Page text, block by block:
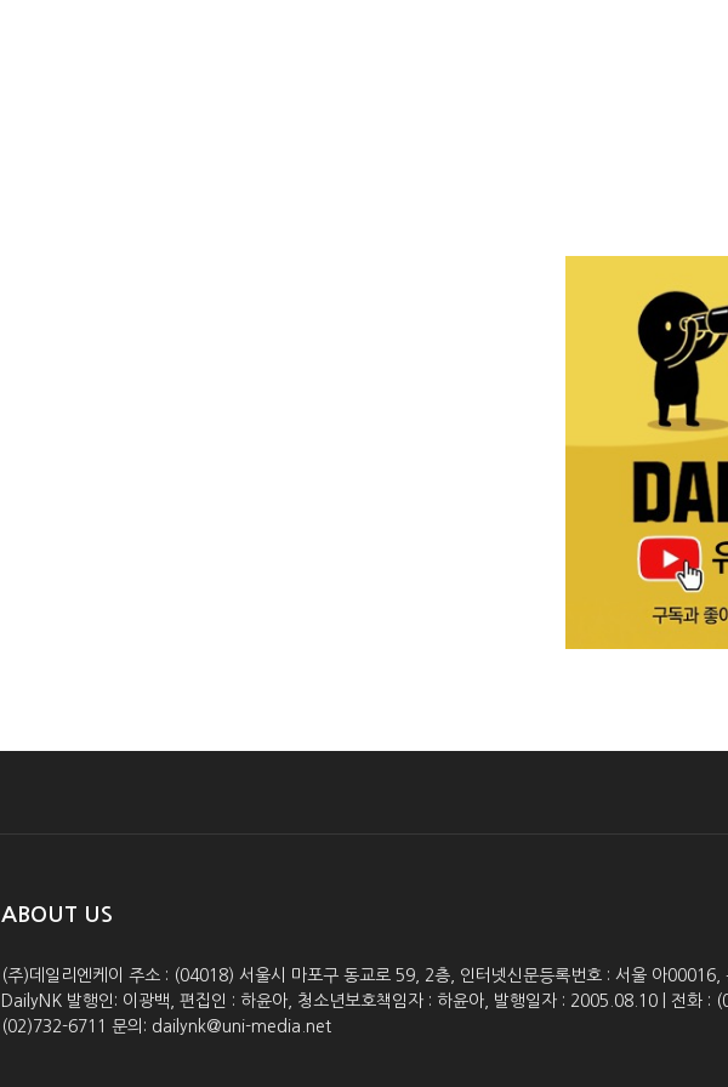
ABOUT US
(주)데일리엔케이 주소 : (04018) 서울시 마포구 동교로 59, 2층, 인터넷신문등록번호 : 서울 아
DailyNK 발행인: 이광백, 편집인 : 하윤아, 청소년보호책임자 : 하윤아, 발행일자 : 2005.08.10 | 전화
(02)732-6711 문의: dailynk@uni-media.net